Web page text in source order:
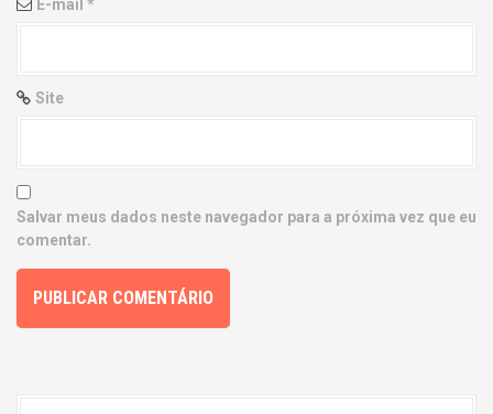
E-mail *
Site
Salvar meus dados neste navegador para a próxima vez que eu
comentar.